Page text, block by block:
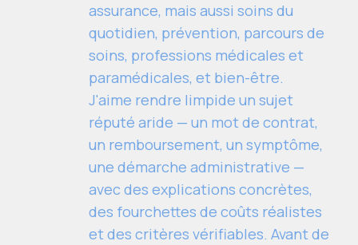
assurance, mais aussi soins du
quotidien, prévention, parcours de
soins, professions médicales et
paramédicales, et bien-être.
J'aime rendre limpide un sujet
réputé aride — un mot de contrat,
un remboursement, un symptôme,
une démarche administrative —
avec des explications concrètes,
des fourchettes de coûts réalistes
et des critères vérifiables. Avant de